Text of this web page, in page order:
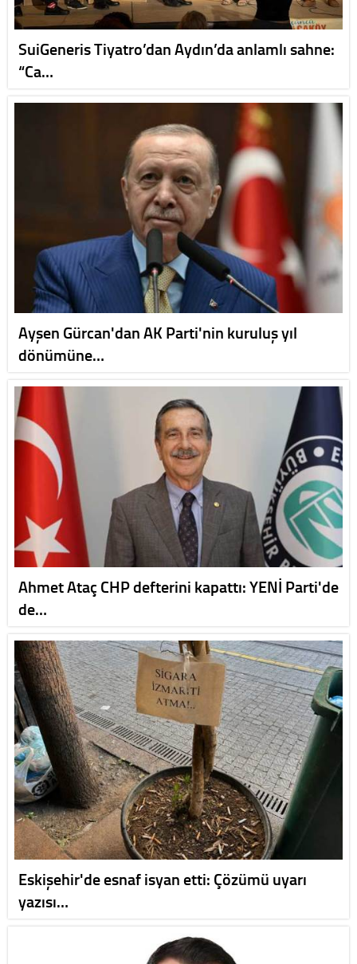
SuiGeneris Tiyatro’dan Aydın’da anlamlı sahne:
“Ca…
Ayşen Gürcan'dan AK Parti'nin kuruluş yıl
dönümüne…
Ahmet Ataç CHP defterini kapattı: YENİ Parti'de
de…
Eskişehir'de esnaf isyan etti: Çözümü uyarı
yazısı…